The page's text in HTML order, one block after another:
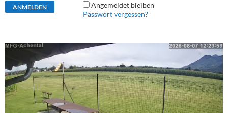
Angemeldet bleiben
Passwort vergessen?